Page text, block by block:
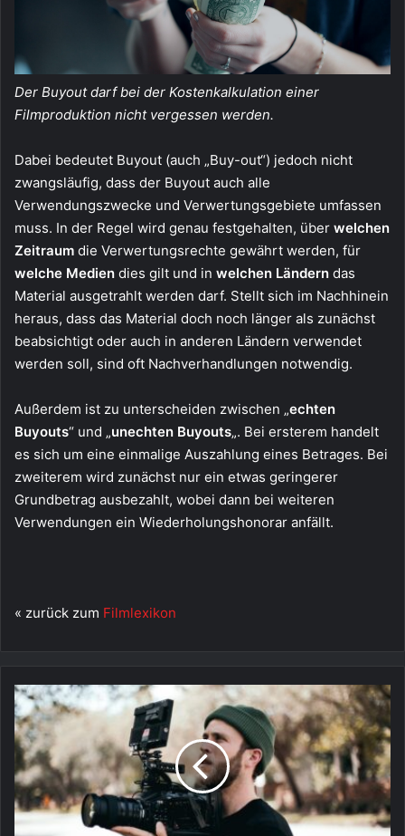
Der Buyout darf bei der Kostenkalkulation einer
Filmproduktion nicht vergessen werden.
Dabei bedeutet Buyout (auch „Buy-out“) jedoch nicht
zwangsläufig, dass der Buyout auch alle
Verwendungszwecke und Verwertungsgebiete umfassen
muss. In der Regel wird genau festgehalten, über welchen
Zeitraum die Verwertungsrechte gewährt werden, für
welche Medien dies gilt und in welchen Ländern das
Material ausgetrahlt werden darf. Stellt sich im Nachhinein
heraus, dass das Material doch noch länger als zunächst
beabsichtigt oder auch in anderen Ländern verwendet
werden soll, sind oft Nachverhandlungen notwendig.
Außerdem ist zu unterscheiden zwischen „echten
Buyouts“ und „unechten Buyouts„. Bei ersterem handelt
es sich um eine einmalige Auszahlung eines Betrages. Bei
zweiterem wird zunächst nur ein etwas geringerer
Grundbetrag ausbezahlt, wobei dann bei weiteren
Verwendungen ein Wiederholungshonorar anfällt.
« zurück zum Filmlexikon
Dreharbeiten